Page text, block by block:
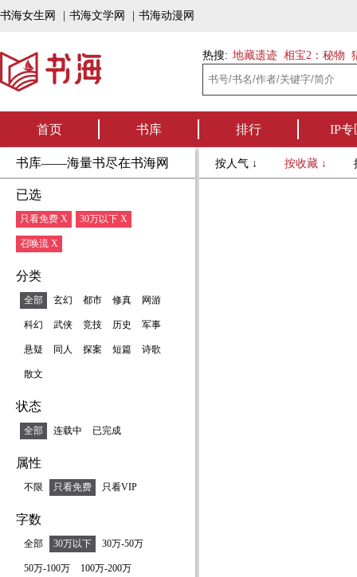
书海女生网 书海文学网 书海动漫网
热搜: 地藏遗迹 相宝2：秘物
首页 书库 排行 IP专
书库——海量书尽在书海网
已选
只看免费 X 30万以下 X
召唤流 X
分类
全部 玄幻 都市 修真 网游
科幻 武侠 竞技 历史 军事
悬疑 同人 探案 短篇 诗歌
散文
状态
全部 连载中 已完成
属性
不限 只看免费 只看VIP
字数
全部 30万以下 30万-50万
50万-100万 100万-200万
按人气 ↓ 按收藏 ↓